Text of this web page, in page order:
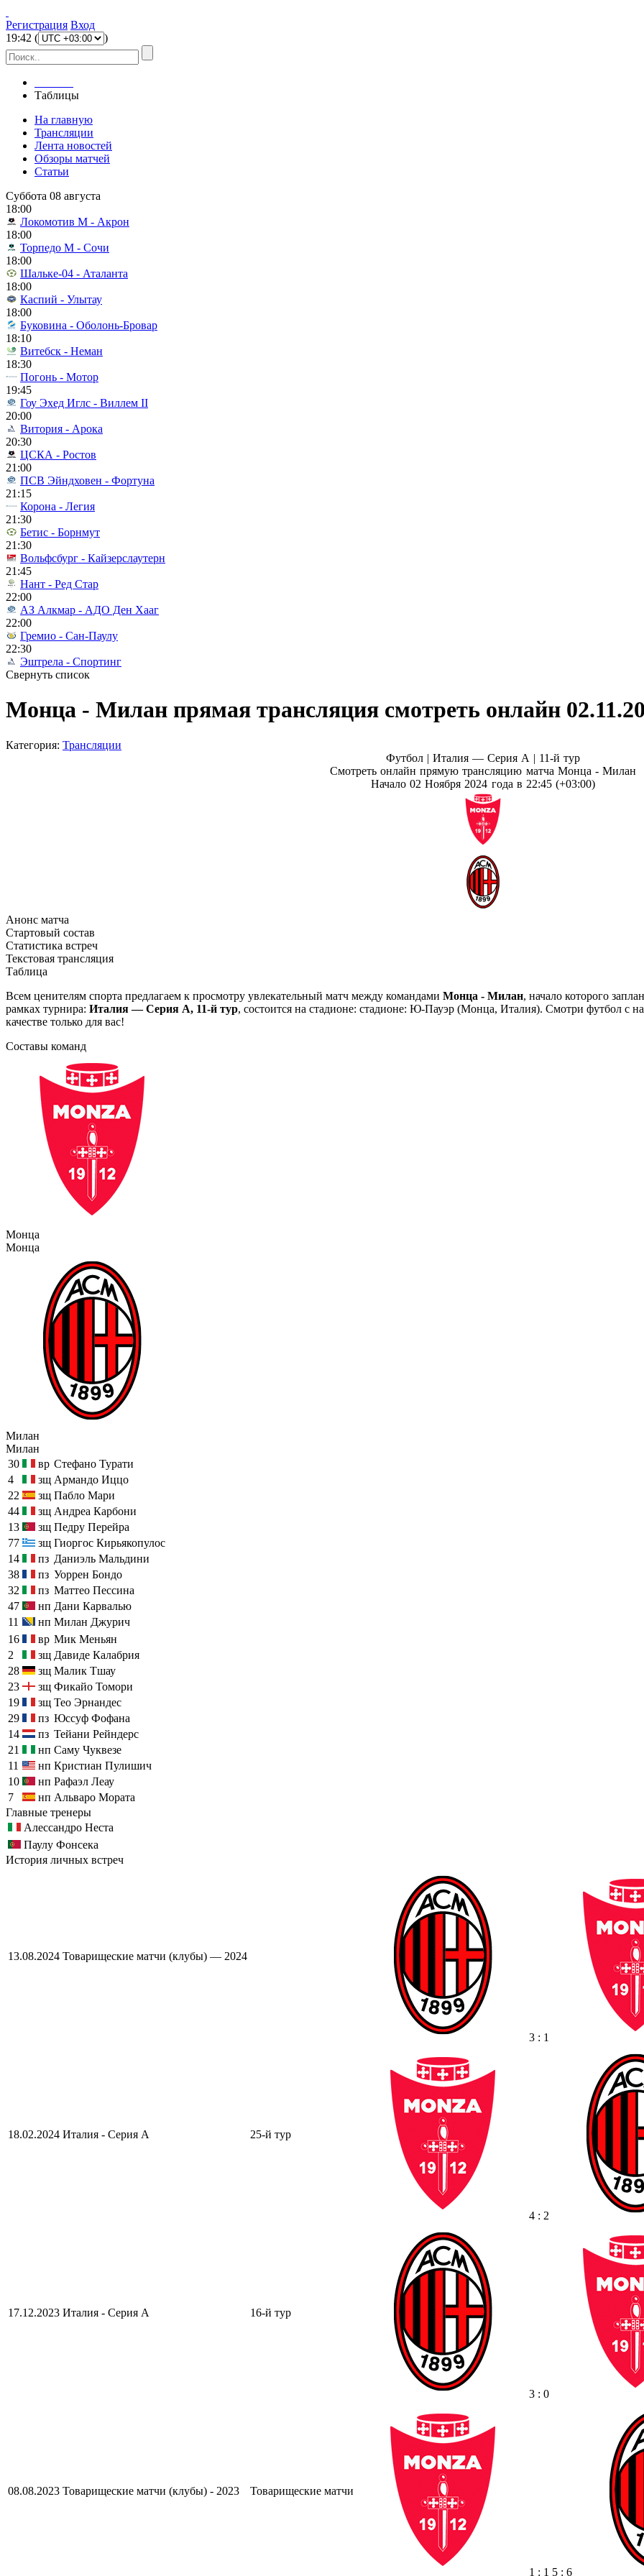
Регистрация Вход
19:42 ( )
Таблицы
На главную
Трансляции
Лента новостей
Обзоры матчей
Статьи
Суббота 08 августа
18:00
Локомотив М - Акрон
18:00
Торпедо М - Сочи
18:00
Шальке-04 - Аталанта
18:00
Каспий - Улытау
18:00
Буковина - Оболонь-Бровар
18:10
Витебск - Неман
18:30
Погонь - Мотор
19:45
Гоу Эхед Иглс - Виллем II
20:00
Витория - Арока
20:30
ЦСКА - Ростов
21:00
ПСВ Эйндховен - Фортуна
21:15
Корона - Легия
21:30
Бетис - Борнмут
21:30
Вольфсбург - Кайзерслаутерн
21:45
Нант - Ред Стар
22:00
АЗ Алкмар - АДО Ден Хааг
22:00
Гремио - Сан-Паулу
22:30
Эштрела - Спортинг
Свернуть список
Монца - Милан прямая трансляция смотреть онлайн
Категория: Трансляции
Футбол | Италия — Серия А | 11-й тур
Смотреть онлайн прямую трансляцию матча Монца - Милан
Начало 02 Ноября 2024 года в 22:45 (+03:00)
Анонс матча
Стартовый состав
Статистика встреч
Текстовая трансляция
Таблица
Всем ценителям спорта предлагаем к просмотру увлекательный матч между командами Монца - Милан, начало которого
рамках турнира: Италия — Серия А, 11-й тур, состоится на стадионе: стадионе: Ю-Пауэр (Монца, Италия). Смотри футбол с
качестве только для вас!
Составы команд
Монца
Монца
Милан
Милан
30
вр Стефано Турати
4
зщ Армандо Иццо
22
зщ Пабло Мари
44
зщ Андреа Карбони
13
зщ Педру Перейра
77
зщ Гиоргос Кирьякопулос
14
пз Даниэль Мальдини
38
пз Уоррен Бондо
32
пз Маттео Пессина
47
нп Дани Карвалью
11
нп Милан Джурич
16
вр Мик Меньян
2
зщ Давиде Калабрия
28
зщ Малик Тшау
23
зщ Фикайо Томори
19
зщ Тео Эрнандес
29
пз Юссуф Фофана
14
пз Тейани Рейндерс
21
нп Саму Чуквезе
11
нп Кристиан Пулишич
10
нп Рафаэл Леау
7
нп Альваро Мората
Главные тренеры
Алессандро Неста
Паулу Фонсека
История личных встреч
13.08.2024 Товарищеские матчи (клубы) — 2024
3 : 1
18.02.2024 Италия - Серия А 25-й тур
4 : 2
17.12.2023 Италия - Серия А 16-й тур
3 : 0
08.08.2023 Товарищеские матчи (клубы) - 2023 Товарищеские матчи
1 : 1 5 : 6